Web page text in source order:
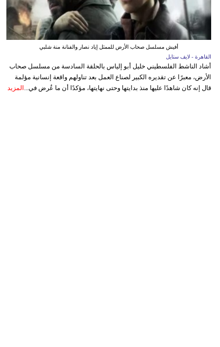
أفيش مسلسل صحاب الأرض للممثل إياد نصار والفنانة منة شلبي
القاهرة - لايف ستايل
أشاد الناشط الفلسطيني خليل أبو إلياس بالحلقة السادسة من مسلسل صحاب
الأرض، معبرًا عن تقديره الكبير لصناع العمل بعد تناولهم واقعة إنسانية مؤلمة
قال إنه كان شاهدًا عليها منذ بدايتها وحتى نهايتها، مؤكدًا أن ما عُرض في... المزيد